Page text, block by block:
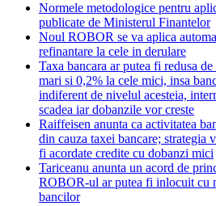
Normele metodologice pentru
publicate de Ministerul Finantelor
Noul ROBOR se va aplica
refinantare la cele in derulare
Taxa bancara ar putea fi redusa
mari si 0,2% la cele mici, insa
indiferent de nivelul acesteia,
scadea iar dobanzile vor creste
Raiffeisen anunta ca activitatea
din cauza taxei bancare; strategia
fi acordate credite cu dobanzi mici
Tariceanu anunta un acord de
ROBOR-ul ar putea fi inlocuit cu
bancilor